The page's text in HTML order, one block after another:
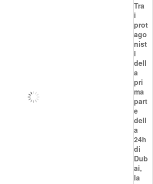
Tra
i
prot
ago
nist
i
dell
a
pri
ma
part
e
dell
a
24h
di
Dub
ai,
la